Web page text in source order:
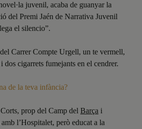
juvenil, acaba de guanyar la
del Premi Jaén de Narrativa Juvenil
el silencio”.
Carrer Compte Urgell, un te vermell,
dos cigarrets fumejants en el cendrer.
de la teva infància?
prop del Camp del Barça i
l’Hospitalet, però educat a la